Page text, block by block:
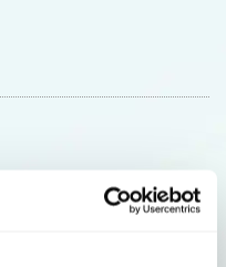
acties en tips